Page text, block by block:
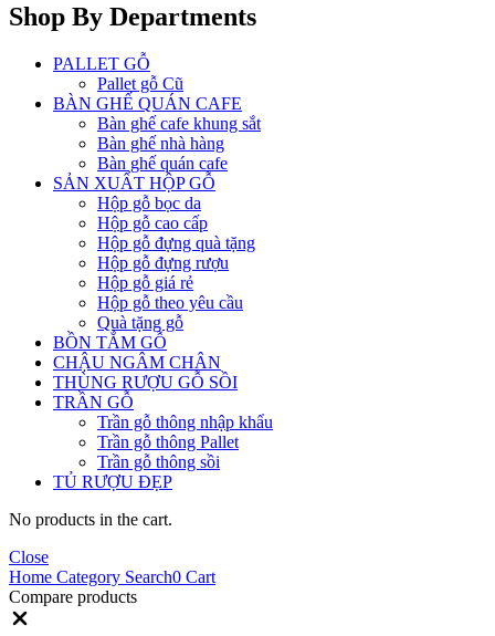
Shop By Departments
PALLET GỖ
Pallet gỗ Cũ
BÀN GHẾ QUÁN CAFE
Bàn ghế cafe khung sắt
Bàn ghế nhà hàng
Bàn ghế quán cafe
SẢN XUẤT HỘP GỖ
Hộp gỗ bọc da
Hộp gỗ cao cấp
Hộp gỗ đựng quà tặng
Hộp gỗ đựng rượu
Hộp gỗ giá rẻ
Hộp gỗ theo yêu cầu
Quà tặng gỗ
BỒN TẮM GỖ
CHẬU NGÂM CHÂN
THÙNG RƯỢU GỖ SỒI
TRẦN GỖ
Trần gỗ thông nhập khẩu
Trần gỗ thông Pallet
Trần gỗ thông sồi
TỦ RƯỢU ĐẸP
No products in the cart.
Close
Home Category Search0 Cart
Compare products